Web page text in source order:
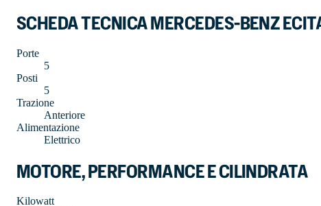
SCHEDA TECNICA MERCEDES-BENZ
Porte
5
Posti
5
Trazione
Anteriore
Alimentazione
Elettrico
MOTORE, PERFORMANCE E CILINDRATA
Kilowatt